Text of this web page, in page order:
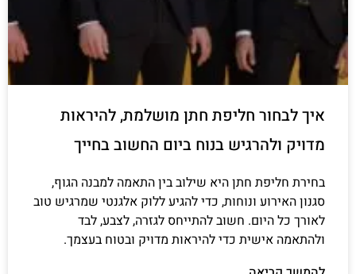
איך לבחור חליפת חתן מושלמת, להיראות
מדויק ולהרגיש בנוח ביום החשוב בחייך
בחירת חליפת חתן היא שילוב בין התאמה למבנה הגוף,
סגנון האירוע ונוחות, כדי להגיע ללוק אלגנטי שמרגיש טוב
לאורך כל היום. חשוב להתייחס לגזרה, לצבע, לבד
ולהתאמה אישית כדי להיראות מדויק ובטוח בעצמך.